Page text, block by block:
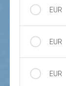
EUR
EUR
EUR